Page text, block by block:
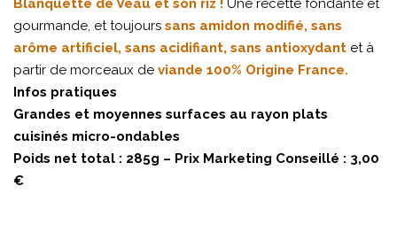
gourmande, et toujours sans amidon modifié, sans
arôme artificiel, sans acidifiant, sans antioxydant et à
partir de morceaux de viande 100% Origine France.
Infos pratiques
Grandes et moyennes surfaces au rayon plats
cuisinés micro-ondables
Poids net total : 285g – Prix Marketing Conseillé : 3,00
€